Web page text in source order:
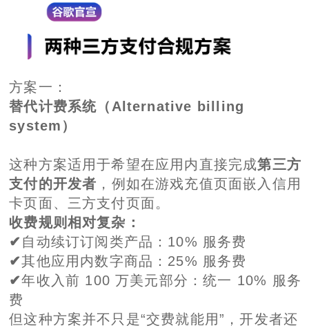
方案一：
替代计费系统 （Alternative billing
system）
这种方案适用于希望在应用内直接完成第三方
支付的开发者 ，例如在游戏充值页面嵌入信用
卡页面、三方支付页面。
收费规则相对复杂：
✔自动续订订阅类产品：10% 服务费
✔其他应用内数字商品：25% 服务费
✔年收入前 100 万美元部分：统一 10% 服务
费
但这种方案并不只是“交费就能用”，开发者还